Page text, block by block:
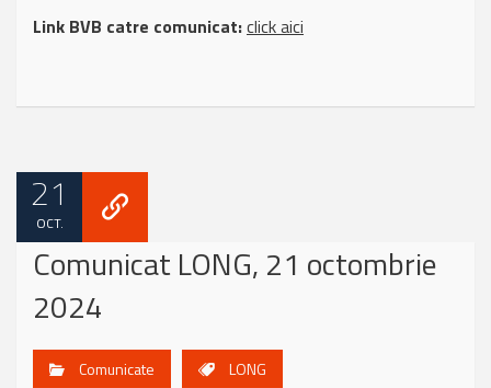
Link BVB catre comunicat:click aici
21
OCT.
Comunicat LONG, 21 octombrie
2024
Comunicate LONG